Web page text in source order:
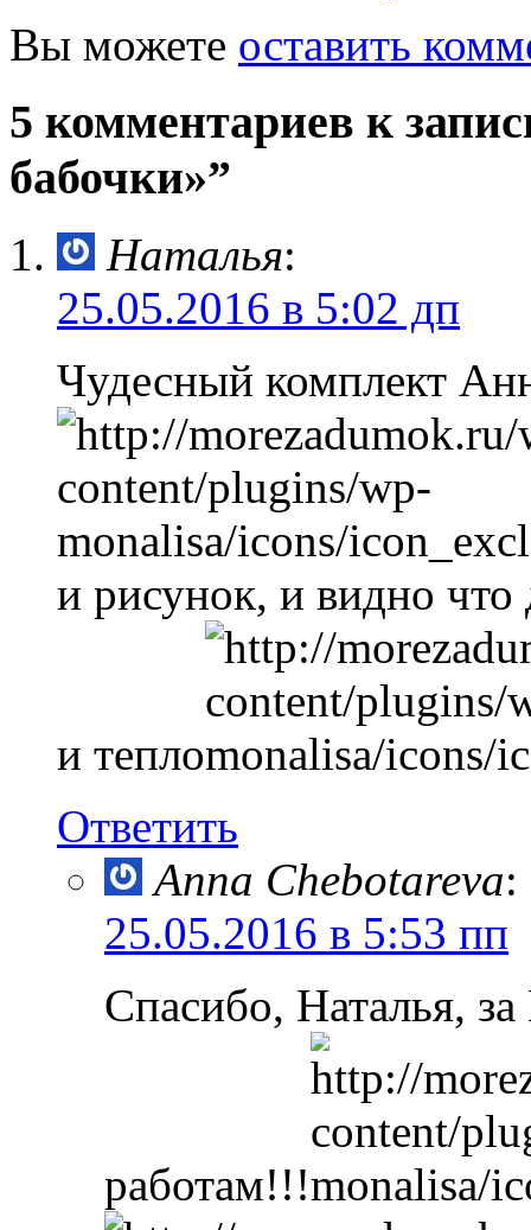
Вы можете оставить
5 комментариев к
бабочки»”
Наталья:
25.05.2016 в 5:02 дп
Чудесный комплект
и рисунок, и видно
и тепло
Ответить
Anna Chebotareva:
25.05.2016 в 5:53 пп
Спасибо, Наталья,
работам!!!